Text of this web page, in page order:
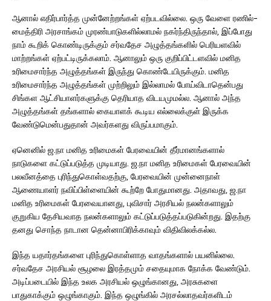
ஆனால் எதிர்பார்த்த முன்னேற்றங்கள் ஏற்படவில்லை. ஒரு வேளை ரணில்-
மைத்திரி அரசாங்கம் முரண்பாடுகளில்லாமல் நகர்ந்திருந்தால், இப்போது
நாம் கூறிக் கொண்டிருக்கும் சர்வதேச அழுத்தங்களில் பெரியளவில்
மாற்றங்கள் ஏற்பட்டிருக்கலாம். ஆனாலும் ஒரு குறிப்பிட்டளவில் மனித
உரிமைசார்ந்த அழுத்தங்கள் இருந்து கொண்டேயிருக்கும். மனித
உரிமைசார்ந்த அழுத்தங்கள் முற்றிலும் இல்லாமல் போய்விடாதென்பது
சிங்கள ஆட்சியாளர்களுக்கு தெரியாத விடயமுமல்ல. ஆனால் அந்த
அழுத்தங்கள் தங்களால் கையாளக் கூடிய எல்லைக்குள் இருக்க
வேண்டுமென்பதுதான் அவர்களது விருப்பமாகும்.
ஏனெனில் ஜ.நா மனித உரிமைகள் பேரவையின் தீர்மானங்களால்
நாடுகளை கட்டுப்படுத்த முடியாது. ஜ.நா மனித உரிமைகள் பேரவையின்
பலவீனத்தை புரிந்துகொள்வதற்கு, பேரவையின் முன்னைநாள்
ஆணையாளர் நவிப்பிள்ளையின் கூற்றே போதுமானது. அதாவது, ஜ.நா
மனித உரிமைகள் பேரவையானது, புவிசார் அரசியல் நலன்களாலும்
குறுகிய தேசியவாத நலன்களாலும் கட்டுப்படுத்தப்படுகின்றது. இதற்கு
தனது சொந்த நாடான தென்னாபிரிக்காவும் விதிவிலக்கல்ல.
இந்த யதார்தங்களை புரிந்துகொள்ளாத வாதங்களால் பயனில்லை.
சர்வதேச அரசியல் சூழலை இரத்தமும் சதையுமாக நோக்க வேண்டும்.
அடிப்படையில் இந்த உலக அரசியல் ஒழுங்கானது, அரசுகளை
பாதுகாக்கும் ஒழுங்காகும். இந்த ஒழுங்கில் அரசல்லாதவர்களிடம்